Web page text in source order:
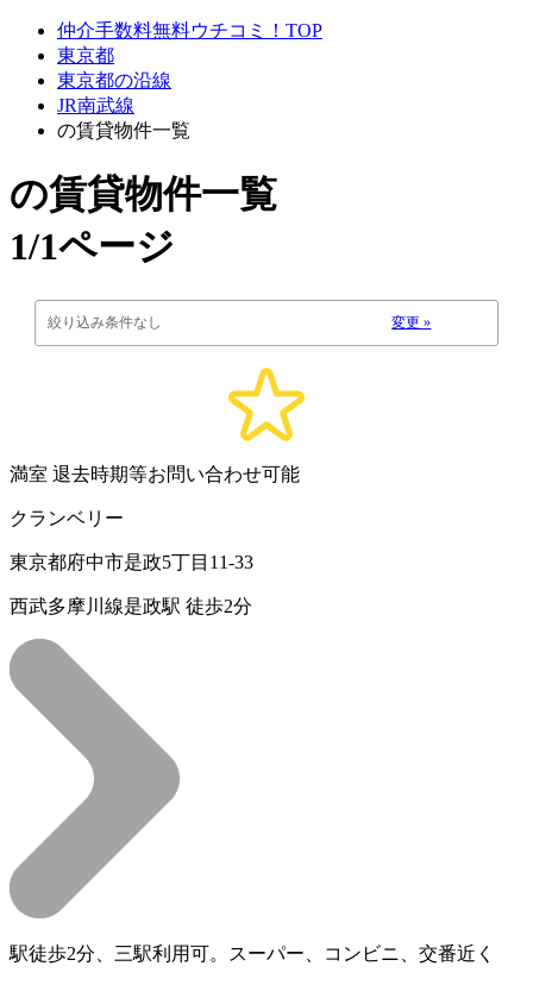
仲介手数料無料ウチコミ！TOP
東京都
東京都の沿線
JR南武線
の賃貸物件一覧
の賃貸物件一覧
1/1ページ
絞り込み条件なし 変更 »
満室 退去時期等お問い合わせ可能
クランベリー
東京都府中市是政5丁目11-33
西武多摩川線是政駅 徒歩2分
駅徒歩2分、三駅利用可。スーパー、コンビニ、交番近く